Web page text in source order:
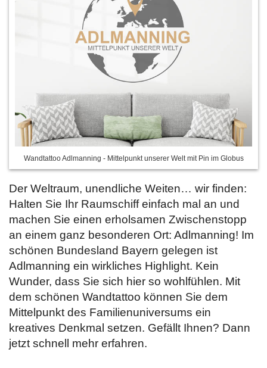
Wandtattoo Adlmanning - Mittelpunkt unserer Welt mit Pin im Globus
Der Weltraum, unendliche Weiten… wir finden:
Halten Sie Ihr Raumschiff einfach mal an und
machen Sie einen erholsamen Zwischenstopp
an einem ganz besonderen Ort: Adlmanning! Im
schönen Bundesland Bayern gelegen ist
Adlmanning ein wirkliches Highlight. Kein
Wunder, dass Sie sich hier so wohlfühlen. Mit
dem schönen Wandtattoo können Sie dem
Mittelpunkt des Familienuniversums ein
kreatives Denkmal setzen. Gefällt Ihnen? Dann
jetzt schnell mehr erfahren.